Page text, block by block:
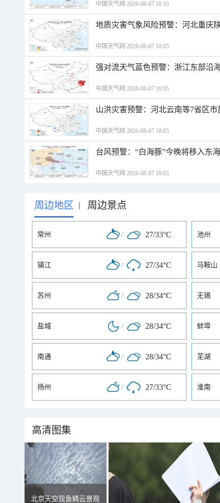
中国天气网 2026-08-07 18:10
地质灾害气象风险预警：河北重庆
中国天气网 2026-08-07 18:05
强对流天气蓝色预警：浙江东部沿
中国天气网 2026-08-07 18:05
山洪灾害预警：河北云南等7省区
中国天气网 2026-08-07 18:05
台风预警：“白海豚”今晚将移入东
中国天气网 2026-08-07 18:05
周边地区 | 周边景点
常州 / 27/33°C 池州
镇江 / 27/34°C 马鞍山
苏州 / 28/34°C 无锡
盐城 / 28/34°C 蚌埠
南通 / 28/34°C 芜湖
扬州 / 27/33°C 淮南
高清图集
北京天空现鱼鳞云景观